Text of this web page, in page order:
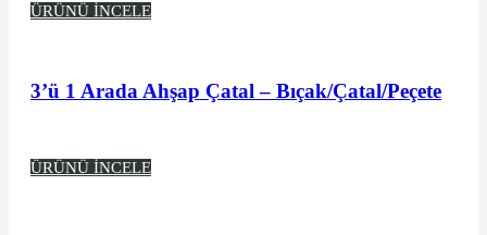
ÜRÜNÜ İNCELE
3’ü 1 Arada Ahşap Çatal – Bıçak/Çatal/Peçete
ÜRÜNÜ İNCELE